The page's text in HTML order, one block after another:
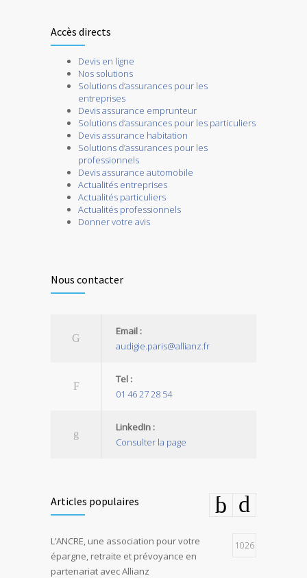
Accès directs
Devis en ligne
Nos solutions
Solutions d’assurances pour les
entreprises
Devis assurance emprunteur
Solutions d’assurances pour les particuliers
Devis assurance habitation
Solutions d’assurances pour les
professionnels
Devis assurance automobile
Actualités entreprises
Actualités particuliers
Actualités professionnels
Donner votre avis
Nous contacter
Email :
audigie.paris@allianz.fr
Tel :
01 46 27 28 54
LinkedIn :
Consulter la page
Articles populaires
L’ANCRE, une association pour votre
épargne, retraite et prévoyance en
partenariat avec Allianz
1026